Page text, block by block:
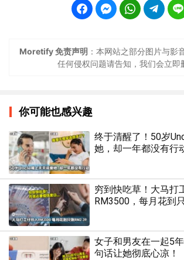
Moretify 免责声明 ：本网站之部分图片与影
任何侵权问题请告知，我们会立即
你可能也感兴趣
终于清醒了！50岁
她，却一年都没有行
穷到快吃草！大马打
RM3500，每月花到
女子和男友在一起5
句话让她彻底心凉！